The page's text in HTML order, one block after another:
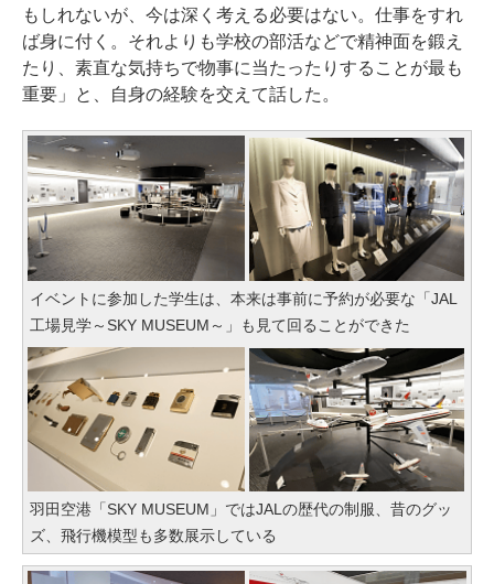
もしれないが、今は深く考える必要はない。仕事をすれ
ば身に付く。それよりも学校の部活などで精神面を鍛え
たり、素直な気持ちで物事に当たったりすることが最も
重要」と、自身の経験を交えて話した。
イベントに参加した学生は、本来は事前に予約が必要な「JAL
工場見学～SKY MUSEUM～」も見て回ることができた
羽田空港「SKY MUSEUM」ではJALの歴代の制服、昔のグッ
ズ、飛行機模型も多数展示している